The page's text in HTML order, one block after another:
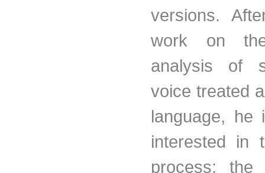
versions.
work on
analysis of
voice treated
language, he
interested in
process: the